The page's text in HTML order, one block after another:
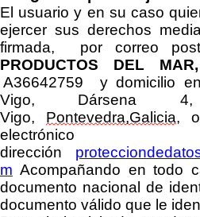
El usuario y en su caso
ejercer sus derechos
firmada,
por correo
PRODUCTOS DEL
A36642759 y domicilio
Vigo, Dársena
Vigo, Pontevedra,Galicia,
dirección
m Acompañando en todo
documento nacional de
documento válido que le